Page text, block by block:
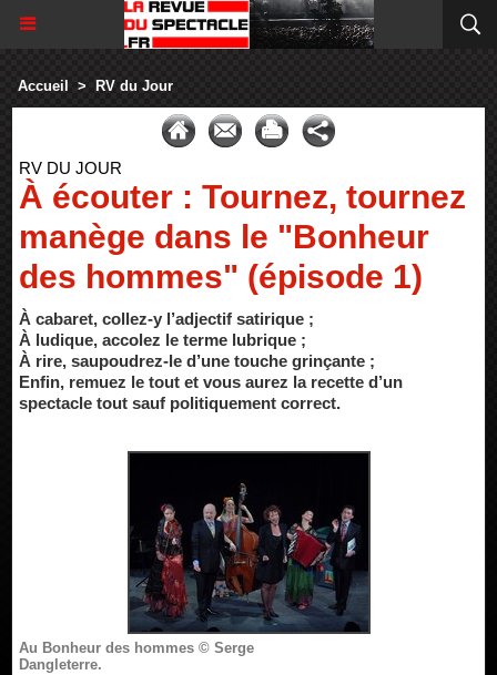
Accueil > RV du Jour
RV DU JOUR
À écouter : Tournez, tournez
manège dans le "Bonheur
des hommes" (épisode 1)
À cabaret, collez-y l’adjectif satirique ;
À ludique, accolez le terme lubrique ;
À rire, saupoudrez-le d’une touche grinçante ;
Enfin, remuez le tout et vous aurez la recette d’un
spectacle tout sauf politiquement correct.
Au Bonheur des hommes © Serge
Dangleterre.